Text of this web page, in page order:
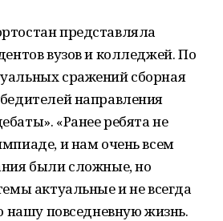
представляла
вузов и колледжей. По
сражений сборная
направления
«Ранее ребята не
и нам очень всем
были сложные, но
актуальные и не всегда
нашу повседневную жизнь.